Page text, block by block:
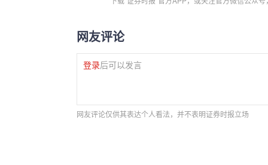
网友评论
登录后可以发言
网友评论仅供其表达个人看法，并不表明证券时报立场